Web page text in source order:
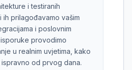
i testiranih
ih prilagođavamo vašim
i poslovnim
provodimo
u realnim uvjetima, kako
od prvog dana.